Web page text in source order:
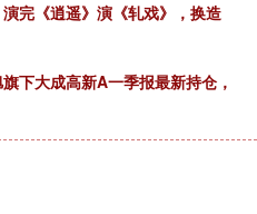
完《逍遥》演《轧戏》，换造
下大成高新A一季报最新持仓，